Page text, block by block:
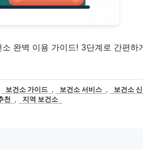
완벽 이용 가이드! 3단계로 간편하
보건소 가이드 , 보건소 서비스 , 보건소
천 , 지역 보건소